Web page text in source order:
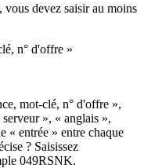
devez saisir au moins
n° d'offre »
mot-clé, n° d'offre »,
», « anglais »,
« entrée » entre chaque
? Saisissez
049RSNK.